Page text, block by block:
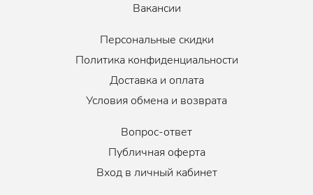
действие, хорошо регенерирует, очищает и способствует
сальных желез, обладает питающим и смягчающим
действием.
Гиалуроновая кислотаувлажняет, устраняет сухость и
чувство стянутости, сглаживает рельеф и поддерживает
эластичность.
клетки от окисления, тем самым замедляет старение, а также
стимулирует синтез проколлагена-1, ответственного за
эластичность и гладкость.
Вакансии
Персональные скидки
Политика конфиденциальности
Доставка и оплата
Условия обмена и возврата
Вопрос-ответ
Публичная оферта
Вход в личный кабинет